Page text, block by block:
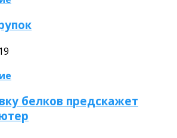
белков предскажет